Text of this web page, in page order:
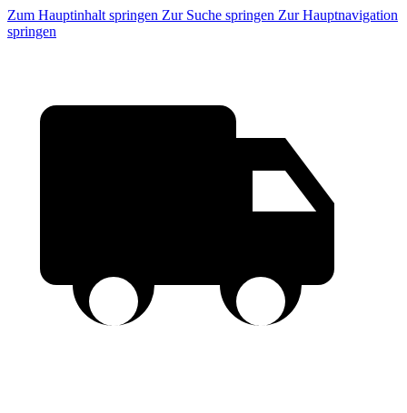
Zum Hauptinhalt springen Zur Suche springen Zur Hauptnavigation
springen